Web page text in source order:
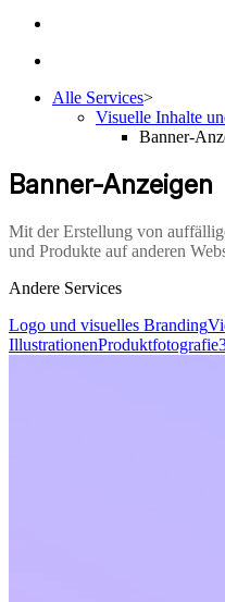
Alle Services>
Visuelle Inhalte
Banner-
Banner-Anzeigen
Mit der Erstellung von
und Produkte auf anderen
Andere Services
Logo und visuelles Branding
IllustrationenProduktfotografie